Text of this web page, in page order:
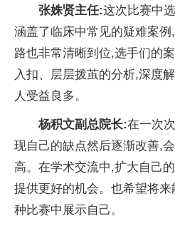
张姝贤主任:这次比赛中
涵盖了临床中常见的疑难案
路也非常清晰到位,选手们的
入扣、层层拨茧的分析,深度
人受益良多。
杨积文副总院长:在一次
现自己的缺点然后逐渐改善,
高。在学术交流中,扩大自己
提供更好的机会。也希望将
种比赛中展示自己。